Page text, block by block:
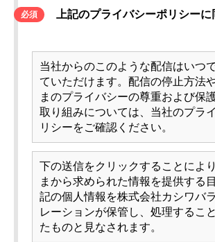
報の取扱いについて、以下のとお
バシーポリシー（以下、「本ポリ
第１条（総則）
1. 当社は、ユーザーに関する情報
現のため、個人情報保護法、各省
ラインその他関連する法令等を遵
す。
2. 本ポリシーは、本サービスの利
て適用されます。また、当社が、
するウェブサイト上に掲載するプ
ポリシーその他の個人情報保護方
サービスに関する利用規約等にお
ーの情報の取扱いについて規定す
該規定も適用されるものとし、当
上記のプライバシーポリシーに
当社からのこのような配信はいつ
ていただけます。配信の停止方法
まのプライバシーの尊重および保
取り組みについては、当社のプラ
リシーをご確認ください。
下の送信をクリックすることによ
まから求められた情報を提供する
記の個人情報を株式会社カシワバ
レーションが保管し、処理するこ
たものと見なされます。